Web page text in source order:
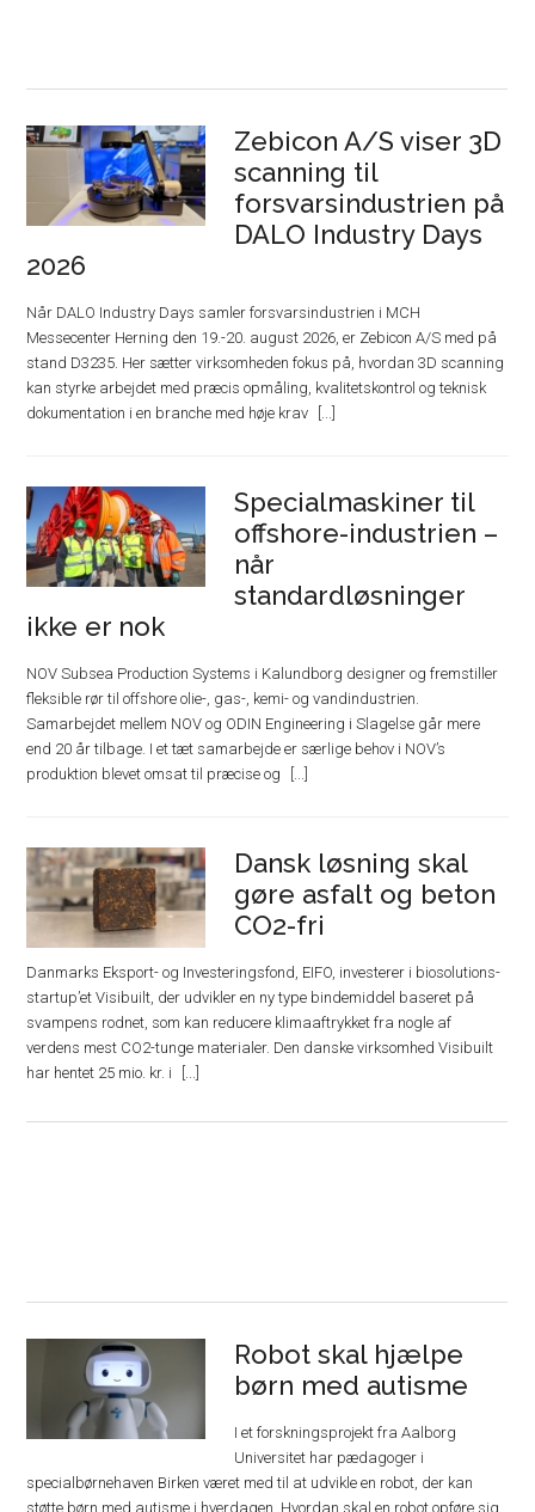
Zebicon A/S viser 3D
scanning til
forsvarsindustrien på
DALO Industry Days
2026
Når DALO Industry Days samler forsvarsindustrien i MCH
Messecenter Herning den 19.-20. august 2026, er Zebicon A/S med på
stand D3235. Her sætter virksomheden fokus på, hvordan 3D scanning
kan styrke arbejdet med præcis opmåling, kvalitetskontrol og teknisk
dokumentation i en branche med høje krav
Specialmaskiner til
offshore-industrien –
når
standardløsninger
ikke er nok
NOV Subsea Production Systems i Kalundborg designer og fremstiller
fleksible rør til offshore olie-, gas-, kemi- og vandindustrien.
Samarbejdet mellem NOV og ODIN Engineering i Slagelse går mere
end 20 år tilbage. I et tæt samarbejde er særlige behov i NOV’s
produktion blevet omsat til præcise og
Dansk løsning skal
gøre asfalt og beton
CO2-fri
Danmarks Eksport- og Investeringsfond, EIFO, investerer i biosolutions-
startup’et Visibuilt, der udvikler en ny type bindemiddel baseret på
svampens rodnet, som kan reducere klimaaftrykket fra nogle af
verdens mest CO2-tunge materialer. Den danske virksomhed Visibuilt
har hentet 25 mio. kr. i
Robot skal hjælpe
børn med autisme
I et forskningsprojekt fra Aalborg
Universitet har pædagoger i
specialbørnehaven Birken været med til at udvikle en robot, der kan
støtte børn med autisme i hverdagen. Hvordan skal en robot opføre sig,